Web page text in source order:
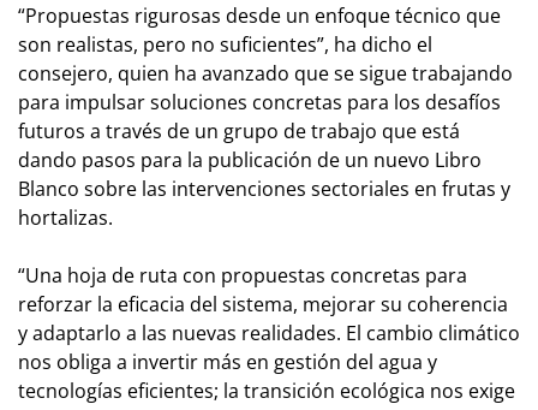
“Propuestas rigurosas desde un enfoque técnico que
son realistas, pero no suficientes”, ha dicho el
consejero, quien ha avanzado que se sigue trabajando
para impulsar soluciones concretas para los desafíos
futuros a través de un grupo de trabajo que está
dando pasos para la publicación de un nuevo Libro
Blanco sobre las intervenciones sectoriales en frutas y
hortalizas.
“Una hoja de ruta con propuestas concretas para
reforzar la eficacia del sistema, mejorar su coherencia
y adaptarlo a las nuevas realidades. El cambio climático
nos obliga a invertir más en gestión del agua y
tecnologías eficientes; la transición ecológica nos exige